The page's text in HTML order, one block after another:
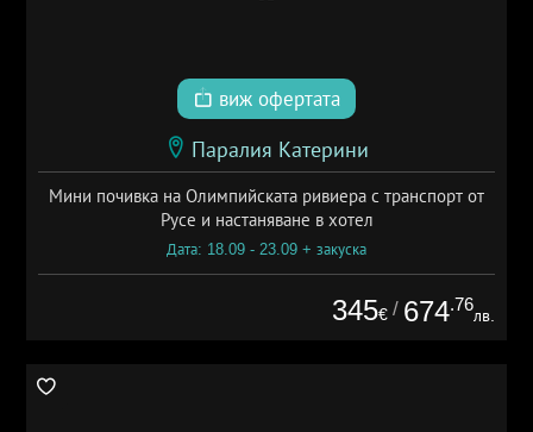
виж офертата
Паралия Катерини
Мини почивка на Олимпийската ривиера с транспорт от
Русе и настаняване в хотел
Дата: 18.09 - 23.09 + закуска
345€ / 674.76
лв.